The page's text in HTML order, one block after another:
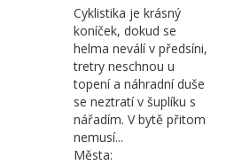
Cyklistika je krásný
koníček, dokud se
helma neválí v předsíni,
tretry neschnou u
topení a náhradní duše
se neztratí v šuplíku s
nářadím. V bytě přitom
nemusí...
Města: